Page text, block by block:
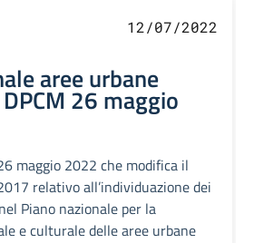
12/07/2022
aree urbane
26 maggio
maggio 2022 che modifica il
relativo all’individuazione dei
Piano nazionale per la
e culturale delle aree urbane